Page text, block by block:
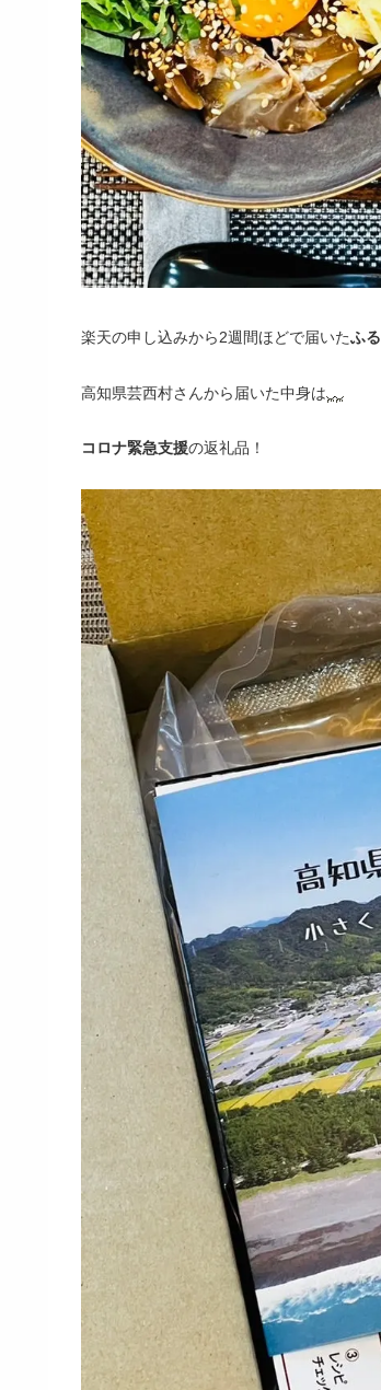
楽天の申し込みから2週間ほどで届いたふ
高知県芸西村さんから届いた中身は
コロナ緊急支援の返礼品！